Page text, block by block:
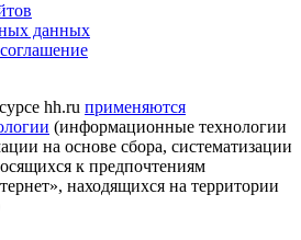
данных
hh.ru применяются
(информационные технологии
на основе сбора, систематизации
к предпочтениям
находящихся на территории